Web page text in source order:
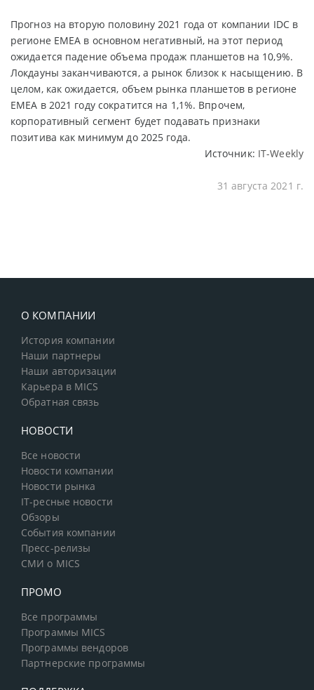
Прогноз на вторую половину 2021 года от компании IDC в
регионе EMEA в основном негативный, на этот период
ожидается падение объема продаж планшетов на 10,9%.
Локдауны заканчиваются, а рынок близок к насыщению. В
целом, как ожидается, объем рынка планшетов в регионе
EMEA в 2021 году сократится на 1,1%. Впрочем,
корпоративный сегмент будет подавать признаки
позитива как минимум до 2025 года.
Источник: IT-Weekly
31 августа 2021 г.
О КОМПАНИИ
История компании
Наши партнеры
Наши авторизации
Карьера в MICS
Обратная связь
НОВОСТИ
Все новости
Новости компании
Новости рынка
IT-ресные новости
Обзоры
События компании
Пресс-релизы
СМИ о MICS
ПРОМО
Все программы
Программы MICS
Программы вендоров
Партнерские программы